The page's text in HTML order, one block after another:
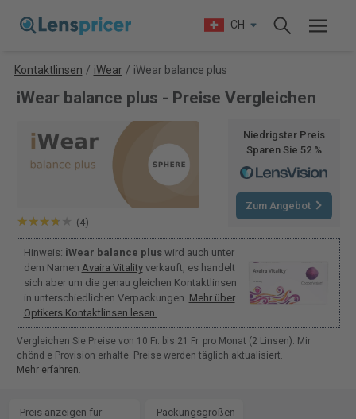
CH
Kontaktlinsen / iWear / iWear balance plus
iWear balance plus - Preise Vergleichen
(4)
Niedrigster Preis
Sparen Sie 52 %
Zum Angebot
Hinweis: iWear balance pluswird auch unter
dem Namen Avaira Vitalityverkauft, es handelt
sich aber um die genau gleichen Kontaktlinsen
in unterschiedlichen Verpackungen. Mehr über
Optikers Kontaktlinsen lesen.
Vergleichen Sie Preise von 10 Fr. bis 21 Fr. pro Monat (2 Linsen). Mir
chönd e Provision erhalte. Preise werden täglich aktualisiert.
Mehr erfahren.
Preis anzeigen für
Packungsgrößen